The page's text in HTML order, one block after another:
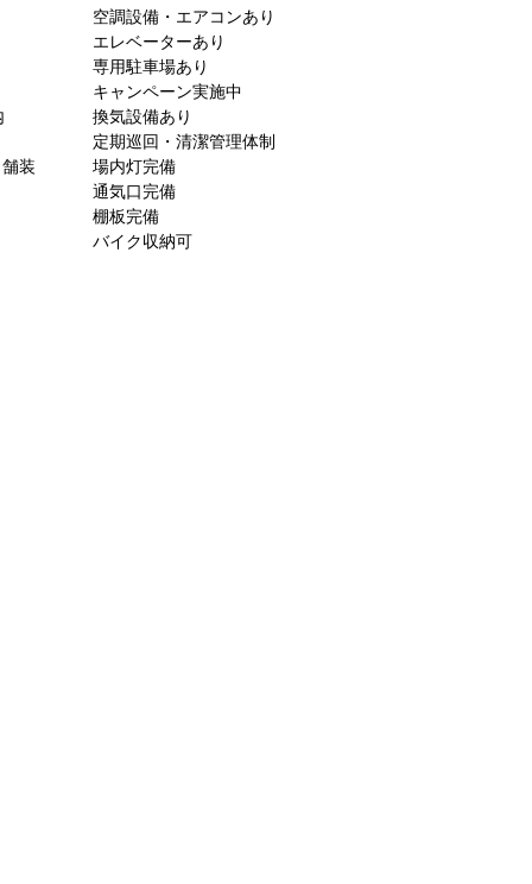
空調設備・エアコンあり
エレベーターあり
専用駐車場あり
キャンペーン実施中
換気設備あり
定期巡回・清潔管理体制
装
場内灯完備
通気口完備
棚板完備
バイク収納可